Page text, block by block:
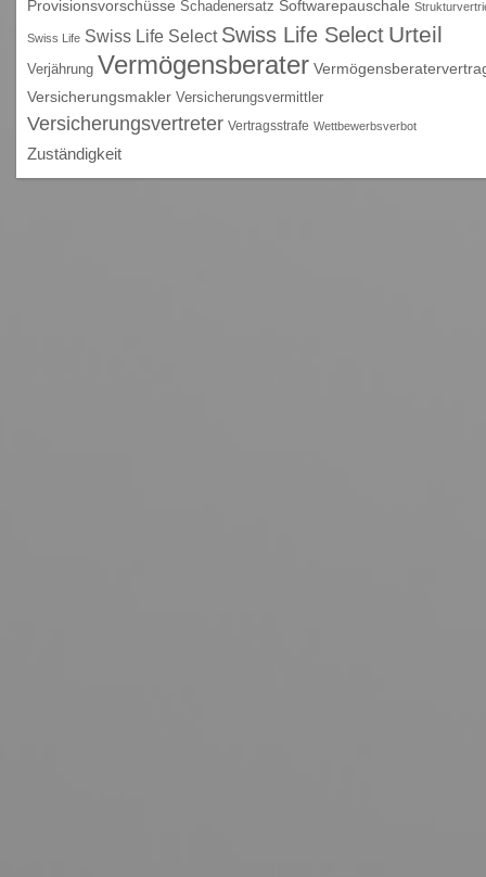
Provisionsvorschüsse Schadenersatz Softwarepauschale
Swiss Life Swiss Life Select Swiss Life Select Urteil
Verjährung Vermögensberater
Versicherungsmakler Versicherungsvermittler
Versicherungsvertreter Vertragsstrafe Wettbewerbsverbot
Zuständigkeit